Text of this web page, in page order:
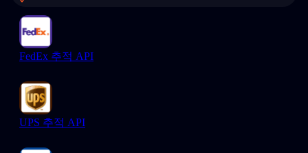
FedEx 추적 API
UPS 추적 API